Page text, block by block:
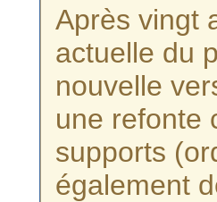
Après vingt
actuelle du
nouvelle
une refonte
supports
également